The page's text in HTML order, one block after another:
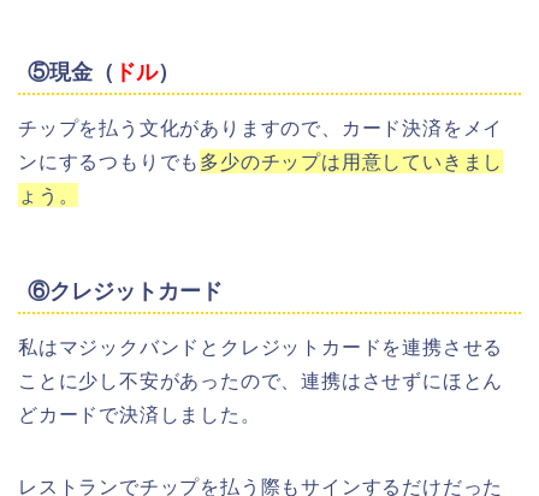
⑤現金（ ドル）
チップを払う文化がありますので、カード決済をメイ
ンにするつもりでも 多少のチップは用意していきまし
ょう。
⑥クレジットカード
私はマジックバンドとクレジットカードを連携させる
ことに少し不安があったので、連携はさせずにほとん
どカードで決済しました。
レストランでチップを払う際もサインするだけだった